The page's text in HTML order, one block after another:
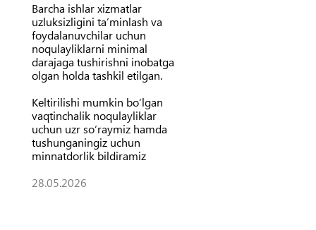
Barcha ishlar xizmatlar
uzluksizligini ta’minlash va
foydalanuvchilar uchun
noqulayliklarni minimal
darajaga tushirishni inobatga
olgan holda tashkil etilgan.
Keltirilishi mumkin bo‘lgan
vaqtinchalik noqulayliklar
uchun uzr so‘raymiz hamda
tushunganingiz uchun
minnatdorlik bildiramiz
28.05.2026